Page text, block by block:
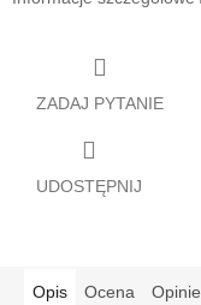
ZADAJ PYTANIE
UDOSTĘPNIJ
Opis Ocena Opinie